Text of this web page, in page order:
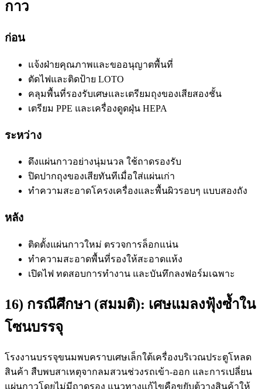
กาว
ก่อน
แจ้งฝ่ายคุณภาพและขออนุญาตพื้นที่
ตัดไฟและติดป้าย LOTO
คลุมพื้นที่รองรับเศษและเตรียมถุงของเสียสองชั้น
เตรียม PPE และเครื่องดูดฝุ่น HEPA
ระหว่าง
ดึงแผ่นกาวอย่างนุ่มนวล ใช้ถาดรองรับ
ปิดปากถุงของเสียทันทีเมื่อใส่แผ่นเก่า
ทำความสะอาดโครงเครื่องและพื้นผิวรอบๆ แบบสองถัง
หลัง
ติดตั้งแผ่นกาวใหม่ ตรวจการล็อกแน่น
ทำความสะอาดพื้นที่รองให้สะอาดแห้ง
เปิดไฟ ทดสอบการทำงาน และบันทึกลงฟอร์มเฉพาะ
16) กรณีศึกษา (สมมติ): เศษแมลงฟุ้งซ้ำใน
โซนบรรจุ
โรงงานบรรจุขนมพบคราบเศษเล็กใต้เครื่องบริเวณประตูโหลด
สินค้า สืบพบสาเหตุจากลมสวนช่วงรถเข้า-ออก และการเปลี่ยน
แผ่นกาวโดยไม่มีถาดรอง แนวทางแก้ไขคือขยับตู้วางสินค้าให้